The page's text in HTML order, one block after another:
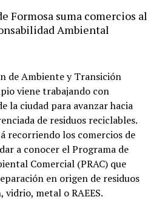
Formosa suma comercios al
Ambiental
de Ambiente y Transición
viene trabajando con
la ciudad para avanzar hacia
de residuos reciclables.
recorriendo los comercios de
a conocer el Programa de
Comercial (PRAC) que
en origen de residuos
vidrio, metal o RAEES.